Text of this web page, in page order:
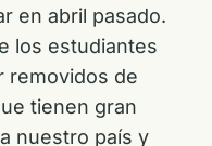
en abril pasado.
los estudiantes
removidos de
tienen gran
nuestro país y